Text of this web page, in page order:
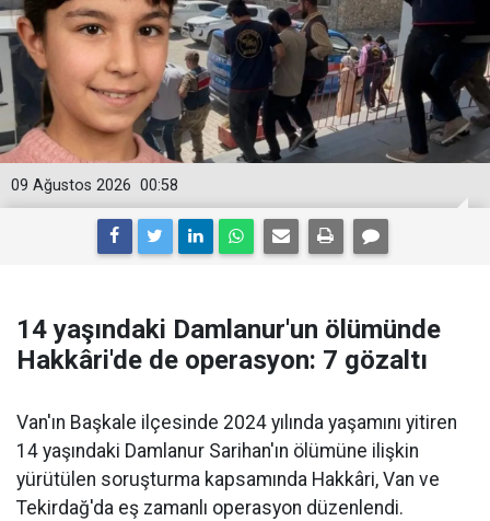
00:58
09 Ağustos 2026
14 yaşındaki Damlanur'un ölümünde
Hakkâri'de de operasyon: 7 gözaltı
Van'ın Başkale ilçesinde 2024 yılında yaşamını yitiren
14 yaşındaki Damlanur Sarihan'ın ölümüne ilişkin
yürütülen soruşturma kapsamında Hakkâri, Van ve
Tekirdağ'da eş zamanlı operasyon düzenlendi.